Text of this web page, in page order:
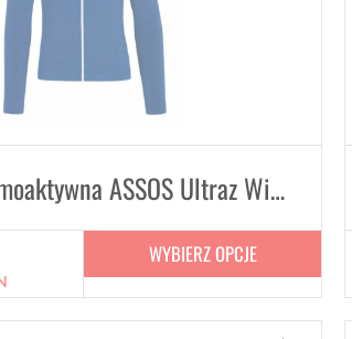
Koszulka termoaktywna ASSOS Ultraz Winter LS Skin Layer Blue zimowy izolator ciała
WYBIERZ OPCJE